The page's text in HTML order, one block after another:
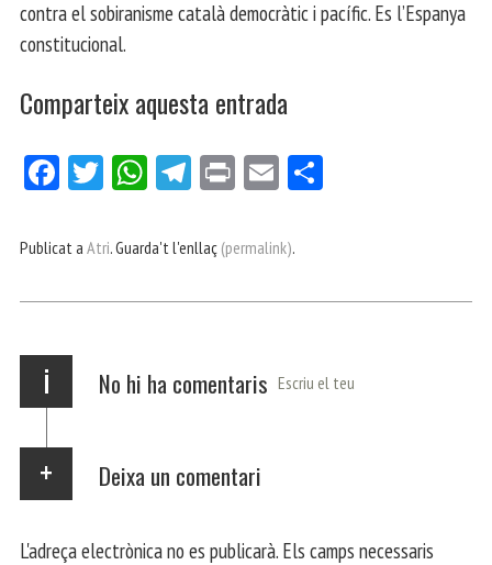
contra el sobiranisme català democràtic i pacífic. Es l’Espanya
constitucional.
Comparteix aquesta entrada
Fa
bo
Tw
er
W
ts
p
Te
gr
m
Pri E
ail
ei
Publicat a Atri. Guarda't l'enllaç (permalink).
i No hi ha comentaris Escriu el teu
Deixa un comentari
L'adreça electrònica no es publicarà. Els camps necessaris